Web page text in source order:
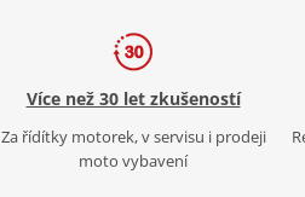
Více než 30 let zkušeností
Za řídítky motorek, v servisu i prodeji
moto vybavení